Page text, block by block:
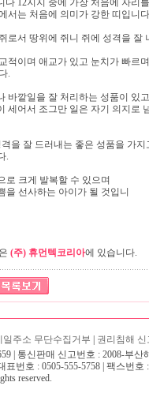
다 12지지 중에 가장 처음에 자리
서는 처음에 의미가 강한 띠입니
로서 땅위에 쥐니 쥐에 성격을 잘
적이며 애교가 있고 눈치가 빠르
.
바깥일을 잘 처리하는 성품이 있
세어서 조그만 일은 자기 의지로
을 잘 드러내는 좋은 성품을 가지
.
로 크게 발복할 수 있으며
을 선사하는 아이가 될 것입니
(주) 휴먼텍코리아에 있습니다.
일주소 무단수집거부 권리침해 신
| 통신판매 신고번호 : 2008-부산
번호 : 0505-555-5758 | 팩스번호 :
reserved.